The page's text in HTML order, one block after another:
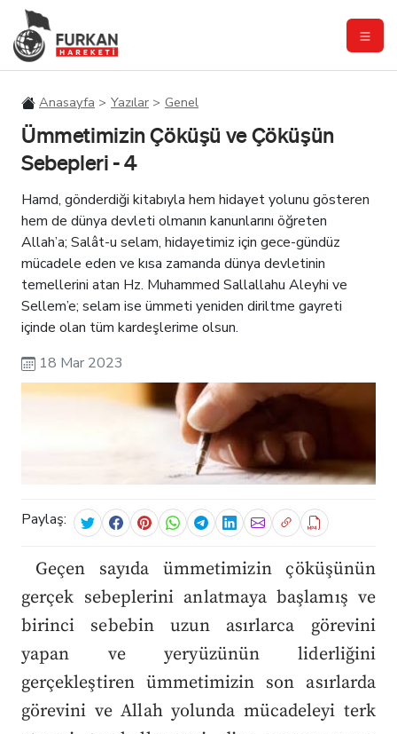
Anasayfa Yazılar Genel
Ümmetimizin Çöküşü ve Çöküşün
Sebepleri - 4
Hamd, gönderdiği kitabıyla hem hidayet yolunu gösteren
hem de dünya devleti olmanın kanunlarını öğreten
Allah’a; Salât-u selam, hidayetimiz için gece-gündüz
mücadele eden ve kısa zamanda dünya devletinin
temellerini atan Hz. Muhammed Sallallahu Aleyhi ve
Sellem’e; selam ise ümmeti yeniden diriltme gayreti
içinde olan tüm kardeşlerime olsun.
18 Mar 2023
Paylaş:
Geçen sayıda ümmetimizin çöküşünün
gerçek sebeplerini anlatmaya başlamış ve
birinci sebebin uzun asırlarca görevini
yapan ve yeryüzünün liderliğini
gerçekleştiren ümmetimizin son asırlarda
görevini ve Allah yolunda mücadeleyi terk